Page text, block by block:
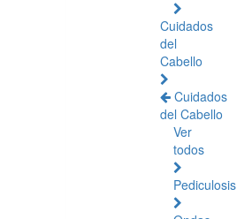
Cuidados
del
Cabello
Cuidados
del Cabello
Ver
todos
Pediculosis